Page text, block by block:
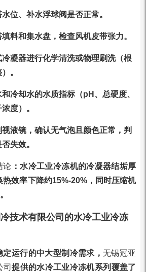
位、补水浮球阀是否正常。
料和集水盘，检查风机皮带张力。
凝器进行化学清洗或物理刷洗（根
。
冷却水的水质指标（pH、总硬度、
度）。
液镜，确认无气泡且颜色正常，判
失效。
论 ：水冷工业冷冻机的冷凝器结垢厚
热效率下降约15%-20%，同时压缩机
技术有限公司的水冷工业冷冻
定运行的中大型制冷需求，无锡冠亚
司提供的水冷工业冷冻机系列覆盖了